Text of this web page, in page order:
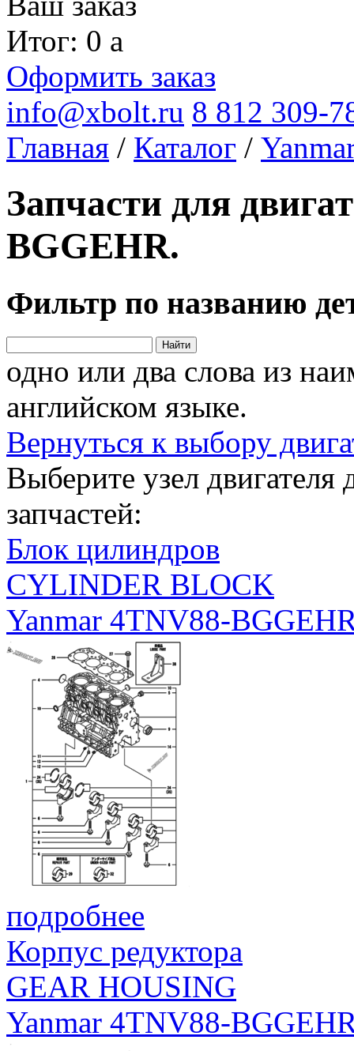
Итог: 0 a
Оформить заказ
info@xbolt.ru 8 812 309-
Главная / Каталог /
Запчасти для
BGGEHR.
Фильтр по названию
Найти
одно или два слова из
английском языке.
Вернуться к выбору
Выберите узел
запчастей:
Блок цилиндров
CYLINDER BLOCK
Yanmar 4TNV88-
подробнее
Корпус редуктора
GEAR HOUSING
Yanmar 4TNV88-